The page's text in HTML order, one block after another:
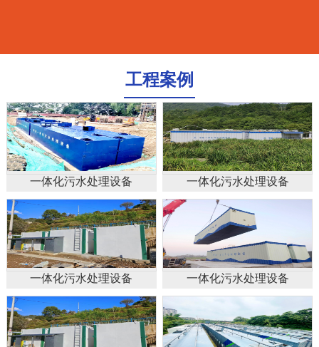
工程案例
一体化污水处理设备 一体化污水处理设备
一体化污水处理设备 一体化污水处理设备